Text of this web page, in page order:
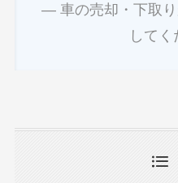
― 車の売却・下取
して